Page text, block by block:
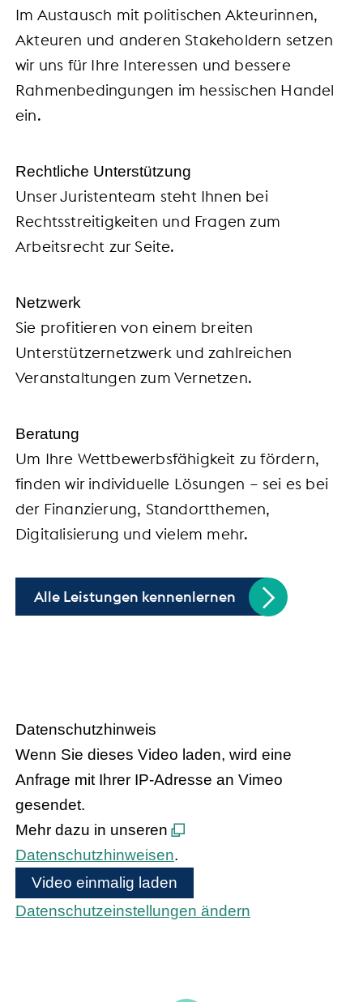
Im Austausch mit politischen Akteurinnen,
Akteuren und anderen Stakeholdern setzen
wir uns für Ihre Interessen und bessere
Rahmenbedingungen im hessischen Handel
ein.
Rechtliche Unterstützung
Unser Juristenteam steht Ihnen bei
Rechtsstreitigkeiten und Fragen zum
Arbeitsrecht zur Seite.
Netzwerk
Sie profitieren von einem breiten
Unterstützernetzwerk und zahlreichen
Veranstaltungen zum Vernetzen.
Beratung
Um Ihre Wettbewerbsfähigkeit zu fördern,
finden wir individuelle Lösungen – sei es bei
der Finanzierung, Standortthemen,
Digitalisierung und vielem mehr.
Alle Leistungen kennenlernen
Datenschutzhinweis
Wenn Sie dieses Video laden, wird eine
Anfrage mit Ihrer IP-Adresse an Vimeo
gesendet.
Mehr dazu in unseren
Datenschutzhinweisen.
Video einmalig laden
Datenschutzeinstellungen ändern